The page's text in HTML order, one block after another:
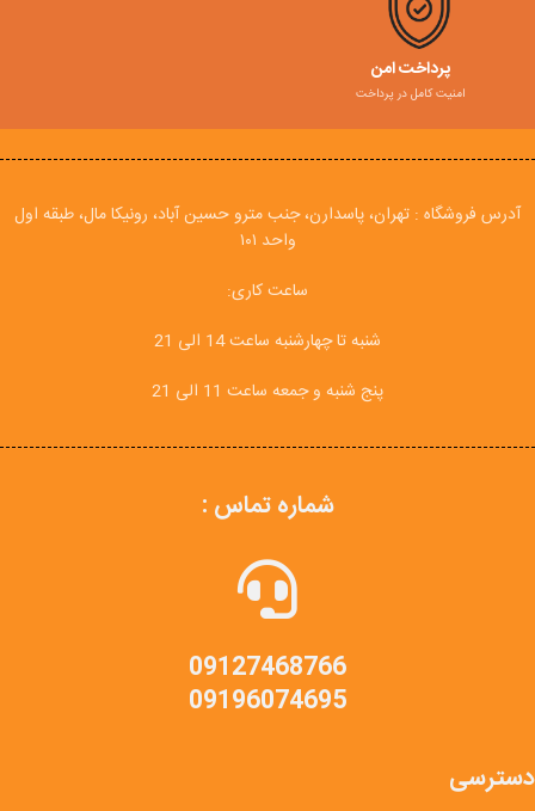
پرداخت امن
امنیت کامل در پرداخت
آدرس فروشگاه : تهران، پاسدارن، جنب مترو حسین آباد، رونیکا مال، طبقه اول
واحد ۱۰۱
ساعت کاری:
شنبه تا چهارشنبه ساعت 14 الی 21
پنج شنبه و جمعه ساعت 11 الی 21
شماره تماس :
09127468766
09196074695
دسترسی